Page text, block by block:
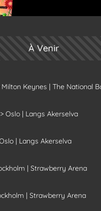
À Venir
Milton Keynes | The National
> Oslo | Langs Akerselva
| Langs Akerselva
| Strawberry Arena
| Strawberry Arena